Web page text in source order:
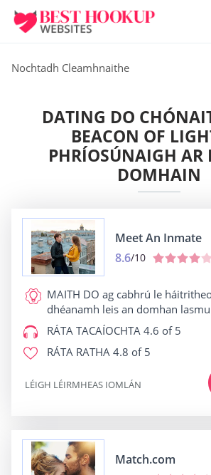
Nochtadh Cleamhnaithe
DATING DO
BEACON OF
PHRÍOSÚNAIGH AR
DOMHAIN
Meet An Inmate
8.6/10
MAITH DO ag cabhrú le
dhéanamh leis an domhan
RÁTA TACAÍOCHTA 4.6 of 5
RÁTA RATHA 4.8 of 5
LÉIGH LÉIRMHEAS IOMLÁN
Match.com